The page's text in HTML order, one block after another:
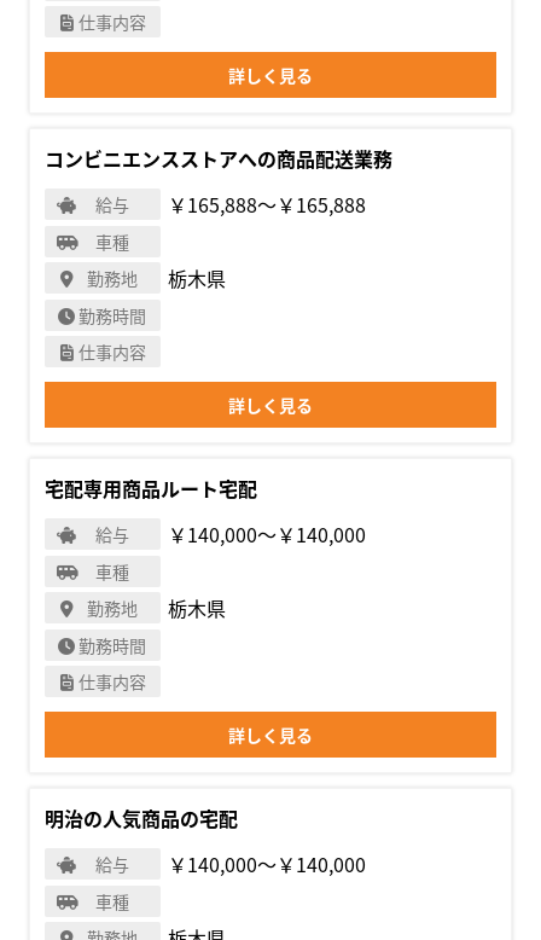
仕事内容
詳しく見る
コンビニエンスストアへの商品配送業務
給与 ￥165,888〜￥165,888
車種
勤務地
栃木県
勤務時間
仕事内容
詳しく見る
宅配専用商品ルート宅配
給与 ￥140,000〜￥140,000
車種
勤務地
栃木県
勤務時間
仕事内容
詳しく見る
明治の人気商品の宅配
給与 ￥140,000〜￥140,000
車種